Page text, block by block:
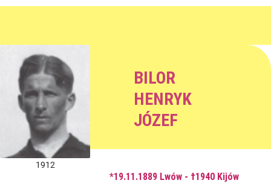
1912
BILOR
HENRYK
JÓZEF
*19.11.1889 Lwów - †1940 Kijów